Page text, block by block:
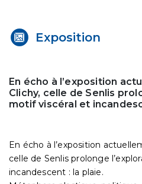
Exposition
En écho à l’exposition
Clichy, celle de Senlis
motif viscéral et
En écho à l’exposition
celle de Senlis prolonge
incandescent : la plaie.